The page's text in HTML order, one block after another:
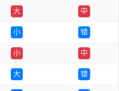
大 中
小 错
小 中
大 错